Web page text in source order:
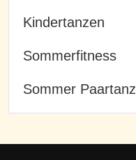
Kindertanzen
Sommerfitness
Sommer Paartanz